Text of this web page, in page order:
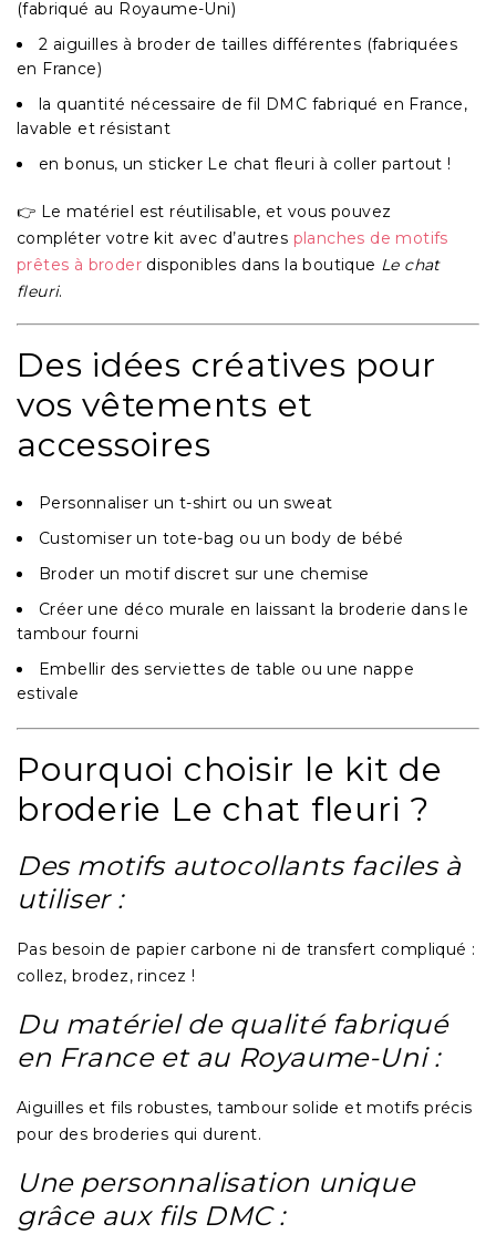
(fabriqué au Royaume-Uni)
2 aiguilles à broder de tailles différentes (fabriquées
en France)
la quantité nécessaire de fil DMC fabriqué en France,
lavable et résistant
en bonus, un sticker Le chat fleuri à coller partout !
👉 Le matériel est réutilisable, et vous pouvez
compléter votre kit avec d’autres planches de motifs
prêtes à broder disponibles dans la boutique Le chat
fleuri.
Des idées créatives pour
vos vêtements et
accessoires
Personnaliser un t-shirt ou un sweat
Customiser un tote-bag ou un body de bébé
Broder un motif discret sur une chemise
Créer une déco murale en laissant la broderie dans le
tambour fourni
Embellir des serviettes de table ou une nappe
estivale
Pourquoi choisir le kit de
broderie Le chat fleuri ?
Des motifs autocollants faciles à
utiliser :
Pas besoin de papier carbone ni de transfert compliqué :
collez, brodez, rincez !
Du matériel de qualité fabriqué
en France et au Royaume-Uni :
Aiguilles et fils robustes, tambour solide et motifs précis
pour des broderies qui durent.
Une personnalisation unique
grâce aux fils DMC :